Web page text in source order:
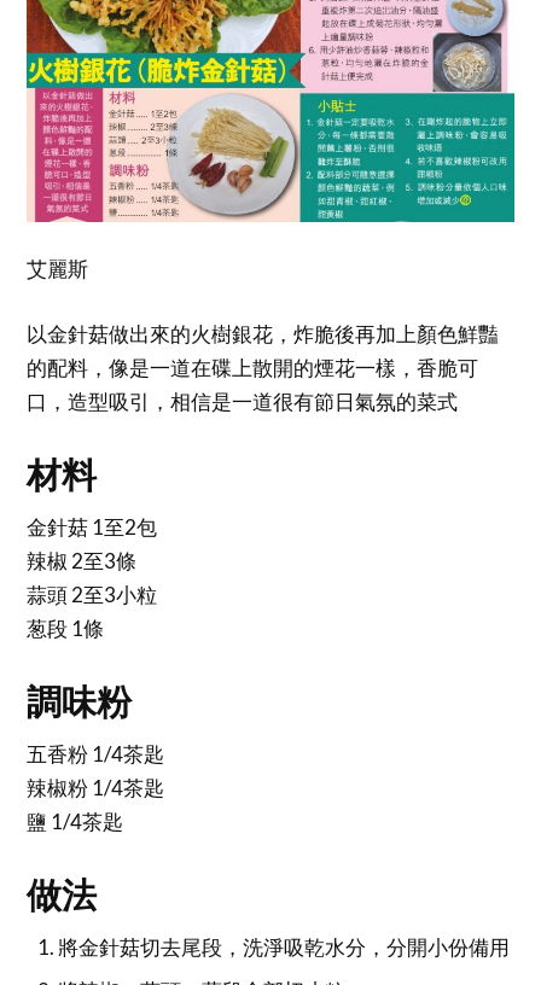
艾麗斯
以金針菇做出來的火樹銀花，炸脆後再加上顏色鮮豔
的配料，像是一道在碟上散開的煙花一樣，香脆可
口，造型吸引，相信是一道很有節日氣氛的菜式
材料
金針菇 1至2包
辣椒 2至3條
蒜頭 2至3小粒
葱段 1條
調味粉
五香粉 1/4茶匙
辣椒粉 1/4茶匙
鹽 1/4茶匙
做法
將金針菇切去尾段，洗淨吸乾水分，分開小份備用